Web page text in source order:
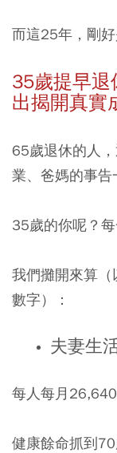
而這25年，剛好
35歲提早
出揭開真實
65歲退休的人
業、爸媽的事告
35歲的你呢？每
我們攤開來算
數字）：
夫妻生
每人每月
健康餘命抓到